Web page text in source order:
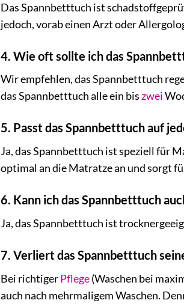
Das Spannbetttuch ist
jedoch, vorab einen Arzt oder
4. Wie oft sollte ich das
Wir empfehlen, das Spannbetttuch
das Spannbetttuch alle ein biszwei
5. Passt das Spannbetttuch auf
Ja, das Spannbetttuch ist speziell für
optimal an die Matratze an und sorgt
6. Kann ich das Spannbetttuch
Ja, das Spannbetttuch ist
7. Verliert das Spannbetttuch
Bei richtigerPflege(Waschen bei
auch nach mehrmaligem Waschen.